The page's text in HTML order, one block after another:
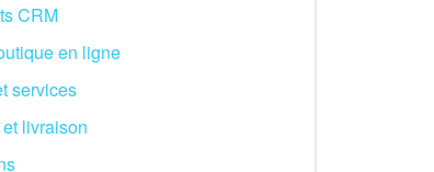
CRM
en ligne
services
livraison